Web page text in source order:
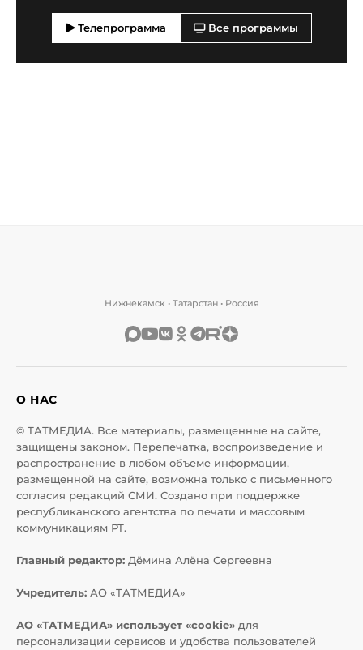
Телепрограмма Все программы
Нижнекамск • Татарстан • Россия
О НАС
© ТАТМЕДИА. Все материалы, размещенные на сайте,
защищены законом. Перепечатка, воспроизведение и
распространение в любом объеме информации,
размещенной на сайте, возможна только с письменного
согласия редакций СМИ. Создано при поддержке
республиканского агентства по печати и массовым
коммуникациям РТ.
Главный редактор: Дёмина Алёна Сергеевна
Учредитель: АО «ТАТМЕДИА»
АО «ТАТМЕДИА» использует «cookie» для
персонализации сервисов и удобства пользователей